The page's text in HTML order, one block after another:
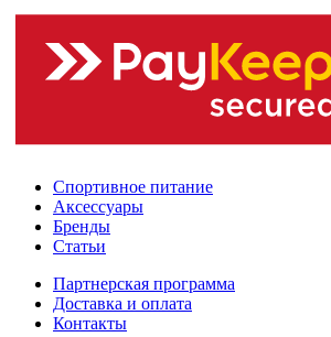
Спортивное питание
Аксессуары
Бренды
Статьи
Партнерская программа
Доставка и оплата
Контакты